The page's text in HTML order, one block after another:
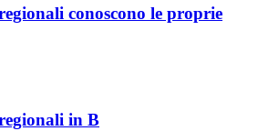
conoscono le proprie
in B